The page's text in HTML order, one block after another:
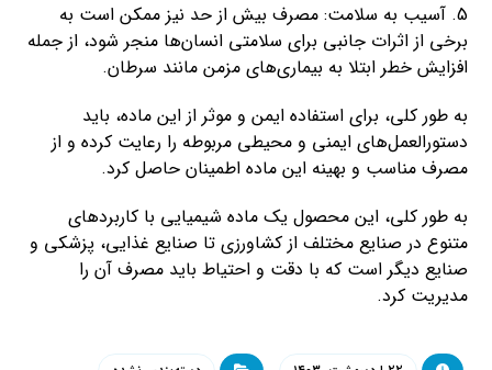
5. آسیب به سلامت: مصرف بیش از حد نیز ممکن است به
برخی از اثرات جانبی برای سلامتی انسان‌ها منجر شود، از جمله
افزایش خطر ابتلا به بیماری‌های مزمن مانند سرطان.
به طور کلی، برای استفاده ایمن و موثر از این ماده، باید
دستورالعمل‌های ایمنی و محیطی مربوطه را رعایت کرده و از
مصرف مناسب و بهینه این ماده اطمینان حاصل کرد.
به طور کلی، این محصول یک ماده شیمیایی با کاربردهای
متنوع در صنایع مختلف از کشاورزی تا صنایع غذایی، پزشکی و
صنایع دیگر است که با دقت و احتیاط باید مصرف آن را
مدیریت کرد.